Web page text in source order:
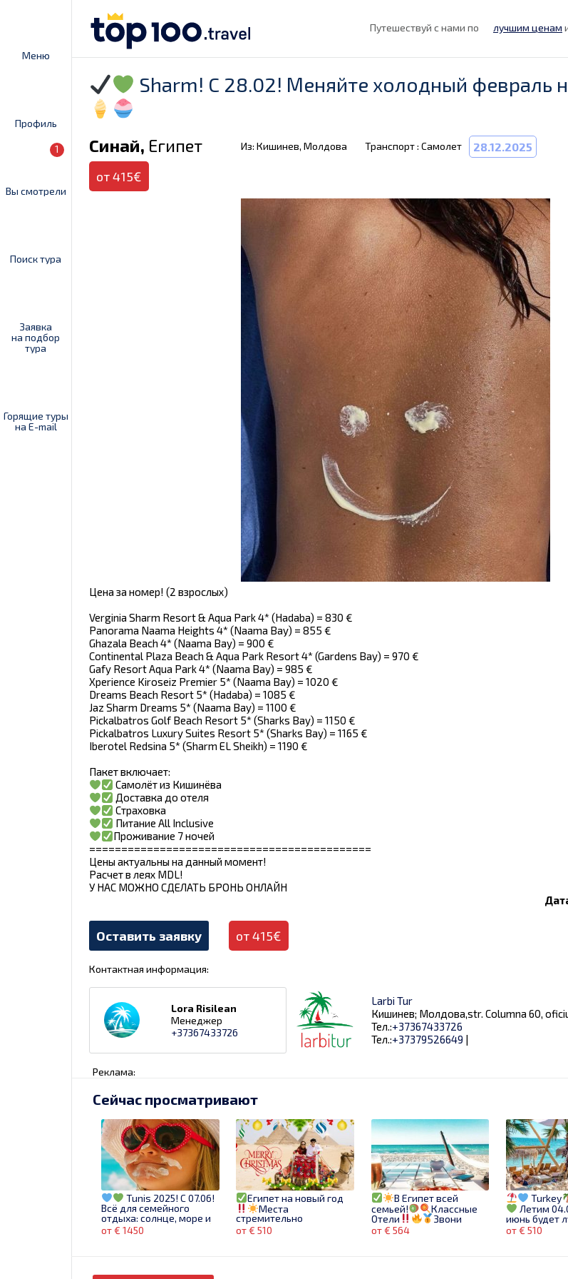
Меню
Профиль
Вы смотрели
1
Поиск тура
Заявка
на подбор
тура
Горящие туры
на E-mail
Путешествуй с нами по лучшим ценам
Sharm! C 28.02! Меняйте холодный февраль
Синай, Египет Из: Кишинев, Молдова Транспорт : Самолет 28.12.2025
от 415€
Цена за номер! (2 взрослых)
Verginia Sharm Resort & Aqua Park 4* (Hadaba) = 830 €
Panorama Naama Heights 4* (Naama Bay) = 855 €
Ghazala Beach 4* (Naama Bay) = 900 €
Continental Plaza Beach & Aqua Park Resort 4* (Gardens Bay) = 970 €
Gafy Resort Aqua Park 4* (Naama Bay) = 985 €
Xperience Kiroseiz Premier 5* (Naama Bay) = 1020 €
Dreams Beach Resort 5* (Hadaba) = 1085 €
Jaz Sharm Dreams 5* (Naama Bay) = 1100 €
Pickalbatros Golf Beach Resort 5* (Sharks Bay) = 1150 €
Pickalbatros Luxury Suites Resort 5* (Sharks Bay) = 1165 €
Iberotel Redsina 5* (Sharm EL Sheikh) = 1190 €
Пакет включает:
Самолёт из Кишинёва
Доставка до отеля
Страховка
Питание All Inclusive
Проживание 7 ночей
============================================
Цены актуальны на данный момент!
Расчет в леях MDL!
У НАС МОЖНО СДЕЛАТЬ БРОНЬ ОНЛАЙН
Оставить заявку от 415€
Контактная информация:
Lora Risilean
Менеджер
+37367433726
Larbi Tur
Кишинев; Молдова,str. Columna 60,
Тел.:+37367433726
Тел.:+37379526649 |
Реклама:
Сейчас просматривают
Tunis 2025! C 07.06!
Всё для семейного
отдыха: солнце, море и
комфорт на 14 ночей!
от € 1450
Египет на новый год
Места
стремительно
заканчиваются,
успевайте
от € 510
В Египет всей
семьей!
Классные
Отели
Звони
сейчас!
от € 564
Turkey
Летим
июнь будет
от € 510